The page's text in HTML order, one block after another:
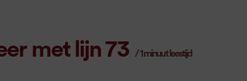
met lijn 73 /1 minuut leestijd